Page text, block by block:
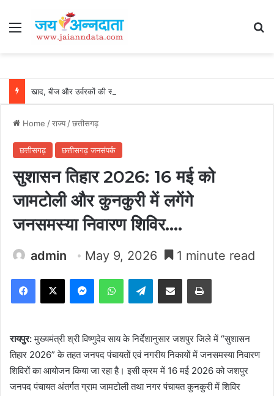
Menu
Home /राज्य/छत्तीसगढ़
छत्तीसगढ़ छत्तीसगढ़ जनसंपर्क
सुशासन तिहार 2026: 16 मई को
जामटोली और कुनकुरी में लगेंगे
जनसमस्या निवारण शिविर….
admin May 9, 2026 1 minute read
Facebook
X MessengerWhatsAppTelegramShare via Email Print
रायपुर:मुख्यमंत्री श्री विष्णुदेव साय के निर्देशानुसार जशपुर जिले में “सुशासन
तिहार 2026” के तहत जनपद पंचायतों एवं नगरीय निकायों में जनसमस्या निवारण
शिविरों का आयोजन किया जा रहा है। इसी क्रम में 16 मई 2026 को जशपुर
जनपद पंचायत अंतर्गत ग्राम जामटोली तथा नगर पंचायत कुनकुरी में शिविर